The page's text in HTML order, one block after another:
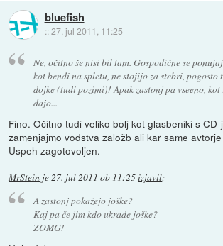
bluefish
::27. jul 2011, 11:25
Ne, očitno še nisi bil tam. Gospodične se
kot bendi na spletu, ne stojijo za stebri, pogosto
dojke (tudi pozimi)! Apak zastonj pa vseeno, kot
dajo...
Fino. Očitno tudi veliko bolj kot glasbeniki s
zamenjajmo vodstva založb ali kar same
Uspeh zagotovoljen.
MrStein je27. jul 2011 ob 11:25izjavil:
A zastonj pokažejo joške?
Kaj pa če jim kdo ukrade joške?
ZOMG!